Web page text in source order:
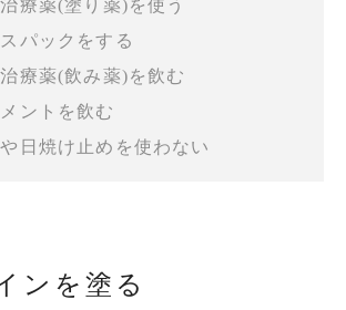
療薬(塗り薬)を使う
パックをする
療薬(飲み薬)を飲む
ントを飲む
日焼け止めを使わない
ンを塗る